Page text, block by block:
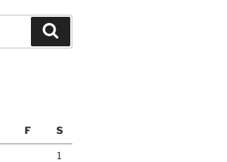
F S
1